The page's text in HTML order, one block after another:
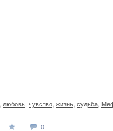
любовь чувство жизнь судьба
0